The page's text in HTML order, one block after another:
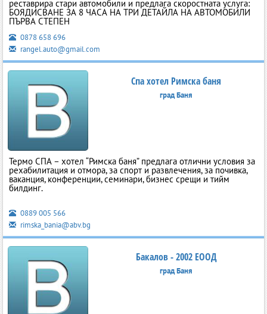
реставрира стари автомобили и предлага скоростната услуга:
БОЯДИСВАНЕ ЗА 8 ЧАСА НА ТРИ ДЕТАЙЛА НА АВТОМОБИЛИ
ПЪРВА СТЕПЕН
0878 658 696
rangel.auto@gmail.com
Спа хотел Римска баня
град Баня
Термо СПА – хотел “Римска баня” предлага отлични условия за
рехабилитация и отмора, за спорт и развлечения, за почивка,
ваканция, конференции, семинари, бизнес срещи и тийм
билдинг.
0889 005 566
rimska_bania@abv.bg
Бакалов - 2002 ЕООД
град Баня